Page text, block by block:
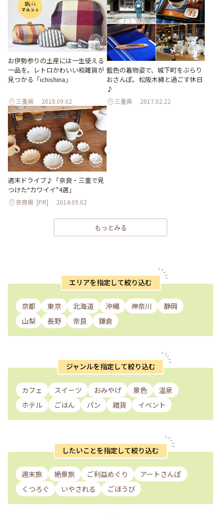
お伊勢参りの土産には一生使える
一品を。レトロかわいい和雑貨が
見つかる「ichishina」
三重県 2018.09.02
藍色の着物姿で、城下町をぶらり
おさんぽ。松阪木綿と過ごす休日
♪
三重県 2017.02.22
週末ドライブ♪「奈良・三重で見
つけた“カワイイ”4選」
奈良県 [PR] 2014.09.02
もっとみる
エリアを指定して絞り込む
京都 東京 北海道 沖縄 神奈川
静岡
山梨
長野 奈良 鎌倉
ジャンルを指定して絞り込む
カフェ スイーツ おみやげ 景色
温泉
ホテル
ごはん パン 雑貨 イベント
したいことを指定して絞り込む
週末旅 絶景旅 ご利益めぐり
アートさんぽ
くつろぐ
いやされる ごほうび